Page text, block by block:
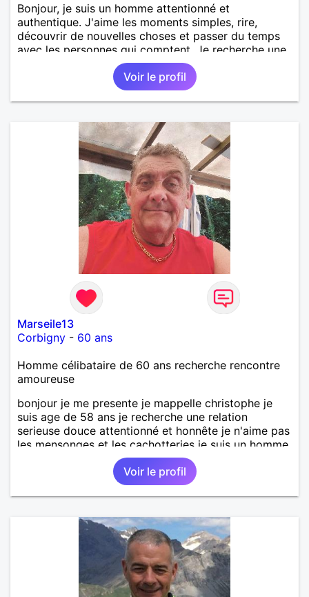
Bonjour, je suis un homme attentionné et
authentique. J'aime les moments simples, rire,
découvrir de nouvelles choses et passer du temps
avec les personnes qui comptent. Je recherche une
relation sérieuse, basée sur le respect, la confiance
et la complicité. Au plaisir de faire connaissance.
Voir le profil
Marseile13
Corbigny - 60 ans
Homme célibataire de 60 ans recherche rencontre
amoureuse
bonjour je me presente je mappelle christophe je
suis age de 58 ans je recherche une relation
serieuse douce attentionné et honnête je n'aime pas
les mensonges et les cachotteries je suis un homme
sensible doux câlin et franc. PS je n'habite pas à
Marseille mes fans de l'équipe de l'OM je suis du
département de la Nièvre 58
Voir le profil